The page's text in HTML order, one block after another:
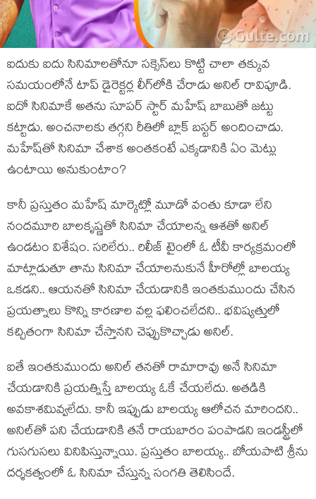
ఐదుకు ఐదు సినిమాల‌తోనూ స‌క్సెస్‌లు కొట్టి చాలా త‌క్కువ
స‌మ‌యంలోనే టాప్ డైరెక్ట‌ర్ల లీగ్‌లోకి చేరాడు అనిల్ రావిపూడి.
ఐదో సినిమాకే అత‌ను సూప‌ర్ స్టార్ మ‌హేష్ బాబుతో జ‌ట్టు
క‌ట్టాడు. అంచ‌నాల‌కు త‌గ్గ‌ని రీతిలో బ్లాక్ బ‌స్ట‌ర్ అందించాడు.
మ‌హేష్‌తో సినిమా చేశాక అంత‌కంటే ఎక్క‌డానికి ఏం మెట్లు
ఉంటాయి అనుకుంటాం?
కానీ ప్ర‌స్తుతం మ‌హేష్ మార్కెట్లో మూడో వంతు కూడా లేని
నంద‌మూరి బాల‌కృష్ణ‌తో సినిమా చేయాల‌న్న ఆశ‌తో అనిల్
ఉండ‌టం విశేషం. స‌రిలేరు.. రిలీజ్ టైంలో ఓ టీవీ కార్య‌క్ర‌మంలో
మాట్లాడుతూ తాను సినిమా చేయాల‌నుకునే హీరోల్లో బాల‌య్య
ఒక‌డ‌ని.. ఆయ‌న‌తో సినిమా చేయ‌డానికి ఇంత‌కుముందు చేసిన
ప్ర‌య‌త్నాలు కొన్ని కార‌ణాల వ‌ల్ల ఫ‌లించ‌లేద‌ని.. భ‌విష్య‌త్తులో
క‌చ్చితంగా సినిమా చేస్తానని చెప్పుకొచ్చాడు అనిల్.
ఐతే ఇంత‌కుముందు అనిల్ త‌న‌తో రామారావు అనే సినిమా
చేయ‌డానికి ప్ర‌య‌త్నిస్తే బాల‌య్య ఓకే చేయ‌లేదు. అత‌డికి
అవ‌కాశ‌మివ్వ‌లేదు. కానీ ఇప్పుడు బాల‌య్య ఆలోచ‌న మారింద‌ని..
అనిల్‌తో ప‌ని చేయ‌డానికి త‌నే రాయ‌బారం పంపాడ‌ని ఇండ‌స్ట్రీలో
గుస‌గుస‌లు వినిపిస్తున్నాయి. ప్ర‌స్తుతం బాల‌య్య‌.. బోయ‌పాటి శ్రీను
ద‌ర్శ‌క‌త్వంలో ఓ సినిమా చేస్తున్న సంగ‌తి తెలిసిందే.